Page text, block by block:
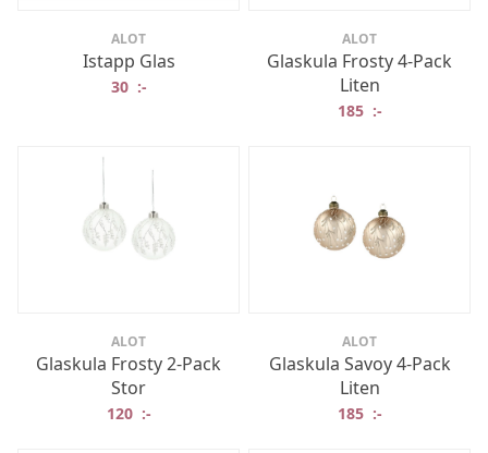
ALOT
Istapp Glas
30 :-
ALOT
Glaskula Frosty 4-Pack
Liten
185 :-
ALOT
Glaskula Frosty 2-Pack
Stor
120 :-
ALOT
Glaskula Savoy 4-Pack
Liten
185 :-